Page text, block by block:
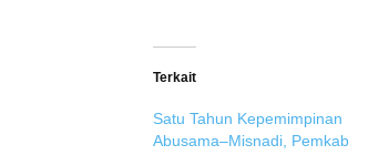
Terkait
Satu Tahun Kepemimpinan
Abusama–Misnadi, Pemkab